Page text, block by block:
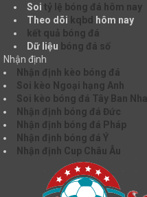
Soi tỷ lệ bóng đá hôm nay
Theo dõi kqbd hôm nay
kết quả bóng đá
Dữ liệu bóng đá số
Nhận định
Nhận định kèo bóng đá
Soi kèo Ngoại hạng Anh
Soi kèo bóng đá Tây Ban Nha
Nhận định bóng đá Đức
Nhận định bóng đá Pháp
Nhận định bóng đá Ý
Nhận định Cup Châu Âu